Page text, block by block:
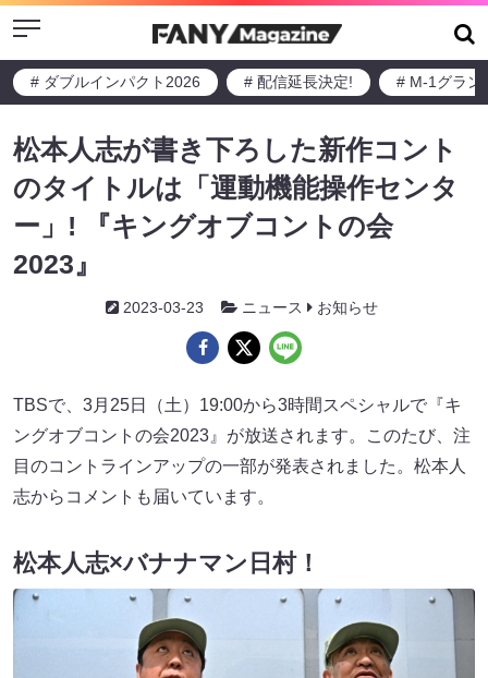
Menu
# ダブルインパクト2026 # 配信延長決定! # M-1グラン
松本人志が書き下ろした新作コント
のタイトルは「運動機能操作センタ
ー」! 『キングオブコントの会
2023』
2023-03-23 ニュース お知らせ
TBSで、3月25日（土）19:00から3時間スペシャルで『キ
ングオブコントの会2023』が放送されます。このたび、注
目のコントラインアップの一部が発表されました。松本人
志からコメントも届いています。
松本人志×バナナマン日村！